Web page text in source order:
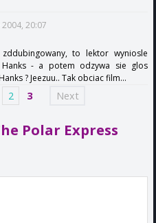
20:07
to lektor wyniosle
- a potem odzywa sie glos
? Jeezuu.. Tak obciac film...
2 3 Next
Polar Express